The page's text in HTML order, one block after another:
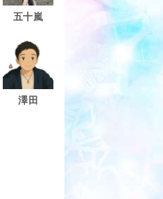
五十嵐
澤田